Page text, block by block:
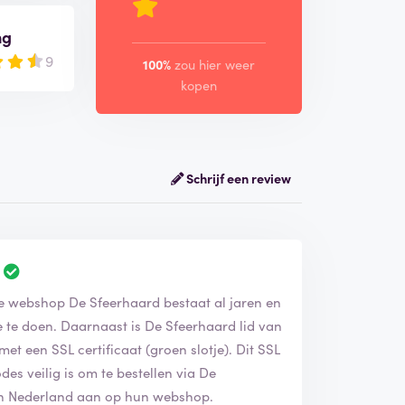
9 100% zou hier weer
kopen
Schrijf een review
De Sfeerhaard bestaat al jaren en
doen. Daarnaast is De Sfeerhaard lid van
een SSL certificaat (groen slotje). Dit SSL
veilig is om te bestellen via De
Nederland aan op hun webshop.